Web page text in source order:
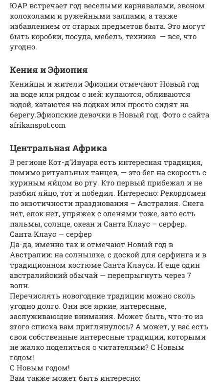
ЮАР встречает год веселыми карнавалами, звоном
колоколами и ружейными залпами, а также
избавлением от старых предметов быта. Это могут
быть коробки, посуда, мебель, техника — все, что
угодно.
Кения и Эфиопия
Кенийцы и жители Эфиопии отмечают Новый год
на воде или рядом с ней: купаются, обливаются
водой, катаются на лодках или просто сидят на
берегу.Эфиопские девочки в Новый год. Фото с сайта
afrikanspot.com
Центральная Африка
В регионе Кот-д’Ивуара есть интересная традиция,
помимо ритуальных танцев, — это бег на скорость с
куриным яйцом во рту. Кто первый прибежал и не
разбил яйцо, тот и победил. Интересно: Рекордсмен
по экзотичности празднования – Австралия. Снега
нет, елок нет, упряжек с оленями тоже, зато есть
пальмы, солнце, океан и Санта Клаус – серфер.
Санта Клаус — серфер
Да-да, именно так и отмечают Новый год в
Австралии: на солнышке, с доской для серфинга и в
традиционном костюме Санта Клауса. И еще один
австралийский обычай — перепрыгнуть через 7
волн.
Перечислять новогодние традиции можно сколь
угодно долго. Они все яркие, интересные,
заслуживающие внимания. Может быть, что-то из
этого списка вам приглянулось? А может, у вас есть
свои собственные интересные традиции, которыми
не жалко поделиться с читателями? С Новым
годом!
С Новым годом!
Вам также может быть интересно: